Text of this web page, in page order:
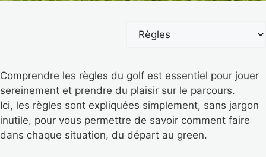
Catégories
Comprendre les règles du golf est essentiel pour jouer
sereinement et prendre du plaisir sur le parcours.
Ici, les règles sont expliquées simplement, sans jargon
inutile, pour vous permettre de savoir comment faire
dans chaque situation, du départ au green.